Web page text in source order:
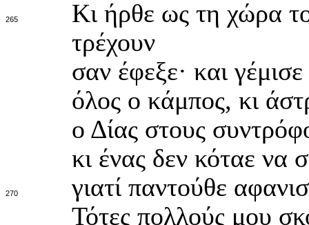
265
Κι ήρθε ως τη χώρα
τρέχουν
σαν έφεξε· και
όλος ο κάμπος, κι
ο Δίας στους
κι ένας δεν κόταε να
270
γιατί παντούθε
Τότες πολλούς μου